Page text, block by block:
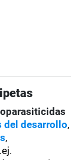
del desarrollo,
,